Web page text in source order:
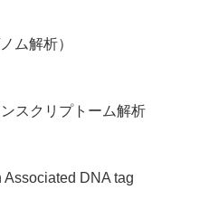
ム解析）
スクリプトーム解析
DNA tag